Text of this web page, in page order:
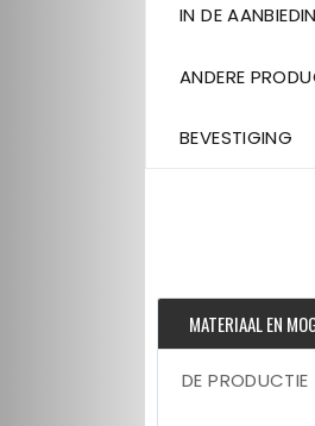
IN DE
ANDERE
BEVESTIGING
MATERIAAL EN
DE PRODUCTIE